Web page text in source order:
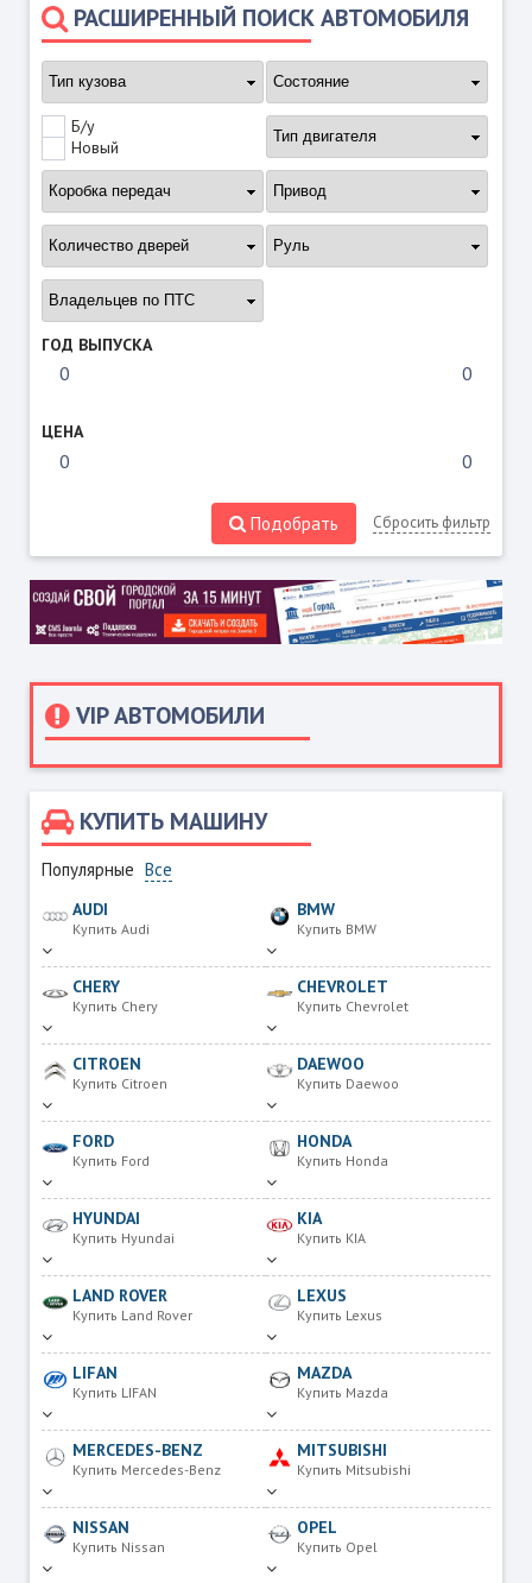
VIP АВТОМОБИЛИ
КУПИТЬ МАШИНУ
Популярные Все
AUDI
Купить Audi
BMW
Купить BMW
CHERY
Купить Chery
CHEVROLET
Купить Chevrolet
CITROEN
Купить Citroen
DAEWOO
Купить Daewoo
FORD
Купить Ford
HONDA
Купить Honda
HYUNDAI
Купить Hyundai
KIA
Купить KIA
LAND ROVER
Купить Land Rover
LEXUS
Купить Lexus
LIFAN
Купить LIFAN
MAZDA
Купить Mazda
MERCEDES-BENZ
Купить Mercedes-Benz
MITSUBISHI
Купить Mitsubishi
NISSAN
Купить Nissan
OPEL
Купить Opel
РАСШИРЕННЫЙ ПОИСК АВТОМОБИЛЯ
Б/у
Новый
ГОД ВЫПУСКА
ЦЕНА
Подобрать Сбросить фильтр